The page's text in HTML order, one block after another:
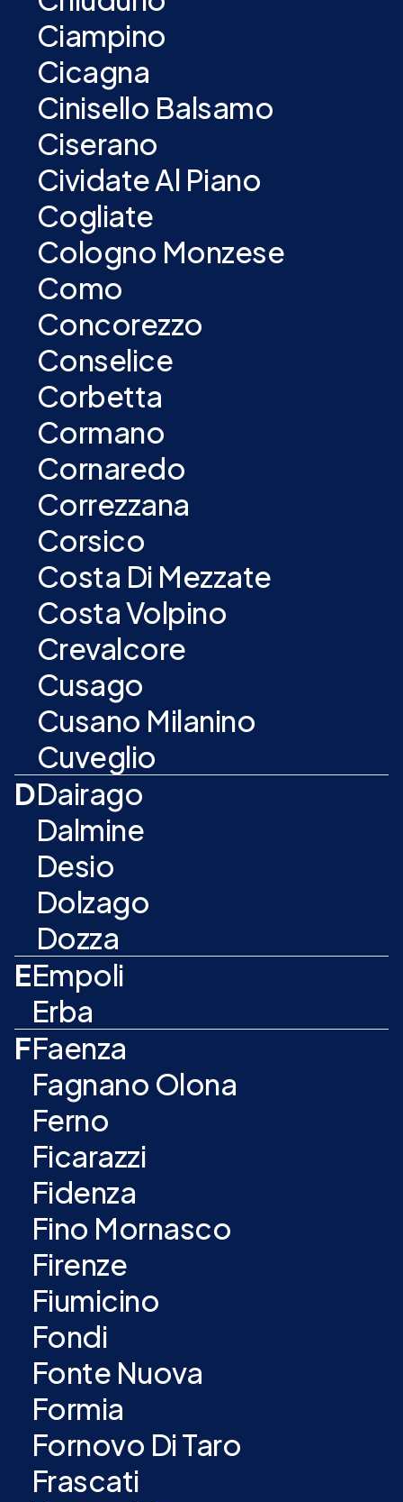
Ciampino
Cicagna
Cinisello Balsamo
Ciserano
Cividate Al Piano
Cogliate
Cologno Monzese
Como
Concorezzo
Conselice
Corbetta
Cormano
Cornaredo
Correzzana
Corsico
Costa Di Mezzate
Costa Volpino
Crevalcore
Cusago
Cusano Milanino
Cuveglio
DDairago
Dalmine
Desio
Dolzago
Dozza
EEmpoli
Erba
FFaenza
Fagnano Olona
Ferno
Ficarazzi
Fidenza
Fino Mornasco
Firenze
Fiumicino
Fondi
Fonte Nuova
Formia
Fornovo Di Taro
Frascati